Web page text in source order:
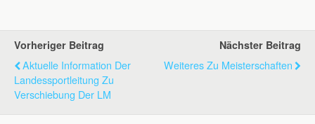
Vorheriger Beitrag
Aktuelle Information Der
Landessportleitung Zu
Verschiebung Der LM
Nächster Beitrag
Weiteres Zu Meisterschaften